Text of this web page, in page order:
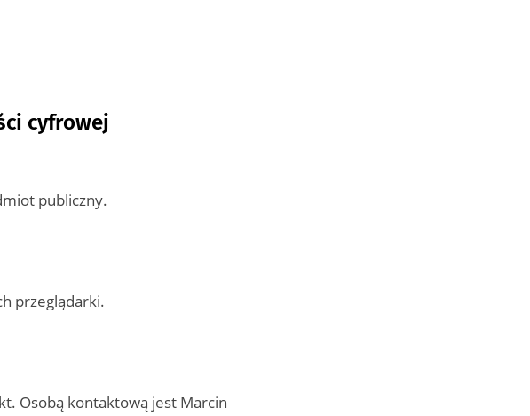
cyfrowej
publiczny.
przeglądarki.
Osobą kontaktową jest Marcin